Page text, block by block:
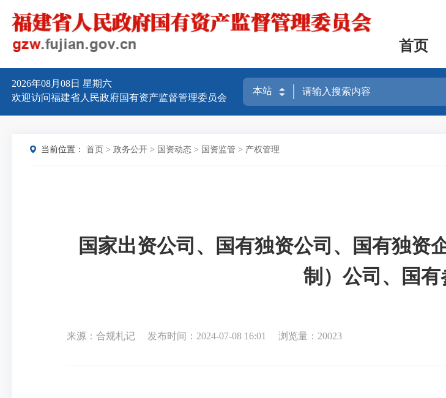
首页
2026年08月08日星期六
欢迎访问福建省人民政府国有资产监督管理委员会
当前位置： 首页 >政务公开 > 国资动态 > 国资监管 > 产权管理
国家出资公司、国有独资公司、国有独资
制）公司、国有
来源：合规札记 发布时间：2024-07-08 16:01 浏览量： 20023